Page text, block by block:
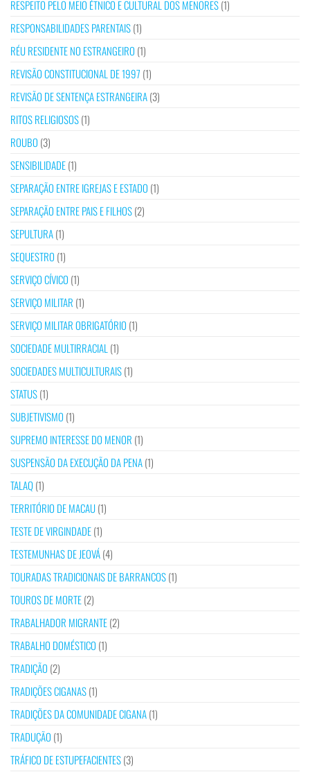
RESPEITO PELO MEIO ÉTNICO E CULTURAL DOS MENORES(1)
RESPONSABILIDADES PARENTAIS(1)
RÉU RESIDENTE NO ESTRANGEIRO (1)
REVISÃO CONSTITUCIONAL DE 1997 (1)
REVISÃO DE SENTENÇA ESTRANGEIRA(3)
RITOS RELIGIOSOS(1)
ROUBO (3)
SENSIBILIDADE(1)
SEPARAÇÃO ENTRE IGREJAS E ESTADO (1)
SEPARAÇÃO ENTRE PAIS E FILHOS(2)
SEPULTURA(1)
SEQUESTRO (1)
SERVIÇO CÍVICO (1)
SERVIÇO MILITAR (1)
SERVIÇO MILITAR OBRIGATÓRIO (1)
SOCIEDADE MULTIRRACIAL (1)
SOCIEDADES MULTICULTURAIS(1)
STATUS(1)
SUBJETIVISMO (1)
SUPREMO INTERESSE DO MENOR (1)
SUSPENSÃO DA EXECUÇÃO DA PENA(1)
TALAQ(1)
TERRITÓRIO DE MACAU(1)
TESTE DE VIRGINDADE(1)
TESTEMUNHAS DE JEOVÁ(4)
TOURADAS TRADICIONAIS DE BARRANCOS(1)
TOUROS DE MORTE(2)
TRABALHADOR MIGRANTE(2)
TRABALHO DOMÉSTICO (1)
TRADIÇÃO (2)
TRADIÇÕES CIGANAS(1)
TRADIÇÕES DA COMUNIDADE CIGANA(1)
TRADUÇÃO (1)
TRÁFICO DE ESTUPEFACIENTES(3)